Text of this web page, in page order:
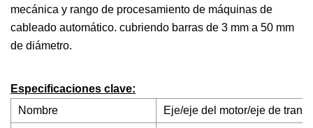
mecánica y rango de procesamiento de máquinas de
cableado automático. cubriendo barras de 3 mm a 50 mm
de diámetro.
Especificaciones clave:
Nombre
Eje/eje del motor/eje de